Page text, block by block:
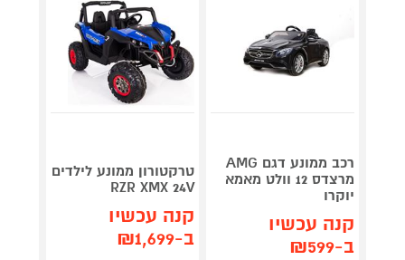
רכב ממונע דגם AMG
מרצדס 12 וולט מאמא
יוקרו
קנה עכשיו
ב-₪599
טרקטורון ממונע לילדים
RZR XMX 24V
קנה עכשיו
ב-₪1,699